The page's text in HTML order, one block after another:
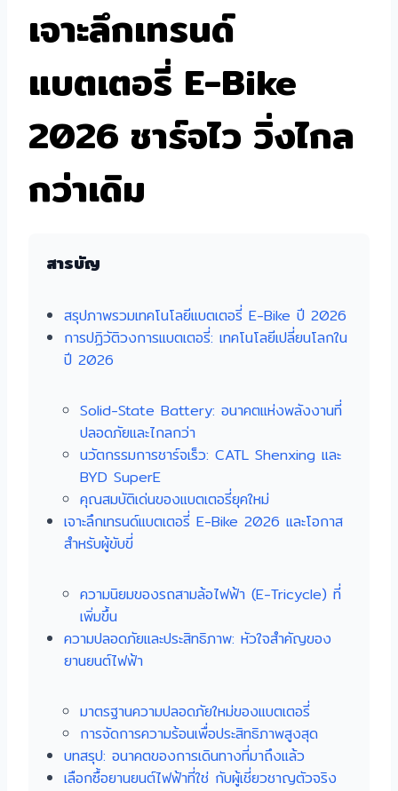
เจาะลึกเทรนด์
แบตเตอรี่ E-Bike
2026 ชาร์จไว วิ่งไกล
กว่าเดิม
สารบัญ
สรุปภาพรวมเทคโนโลยีแบตเตอรี่ E-Bike ปี 2026
การปฏิวัติวงการแบตเตอรี่: เทคโนโลยีเปลี่ยนโลกใน
ปี 2026
Solid-State Battery: อนาคตแห่งพลังงานที่
ปลอดภัยและไกลกว่า
นวัตกรรมการชาร์จเร็ว: CATL Shenxing และ
BYD SuperE
คุณสมบัติเด่นของแบตเตอรี่ยุคใหม่
เจาะลึกเทรนด์แบตเตอรี่ E-Bike 2026 และโอกาส
สำหรับผู้ขับขี่
ความนิยมของรถสามล้อไฟฟ้า (E-Tricycle) ที่
เพิ่มขึ้น
ความปลอดภัยและประสิทธิภาพ: หัวใจสำคัญของ
ยานยนต์ไฟฟ้า
มาตรฐานความปลอดภัยใหม่ของแบตเตอรี่
การจัดการความร้อนเพื่อประสิทธิภาพสูงสุด
บทสรุป: อนาคตของการเดินทางที่มาถึงแล้ว
เลือกซื้อยานยนต์ไฟฟ้าที่ใช่ กับผู้เชี่ยวชาญตัวจริง